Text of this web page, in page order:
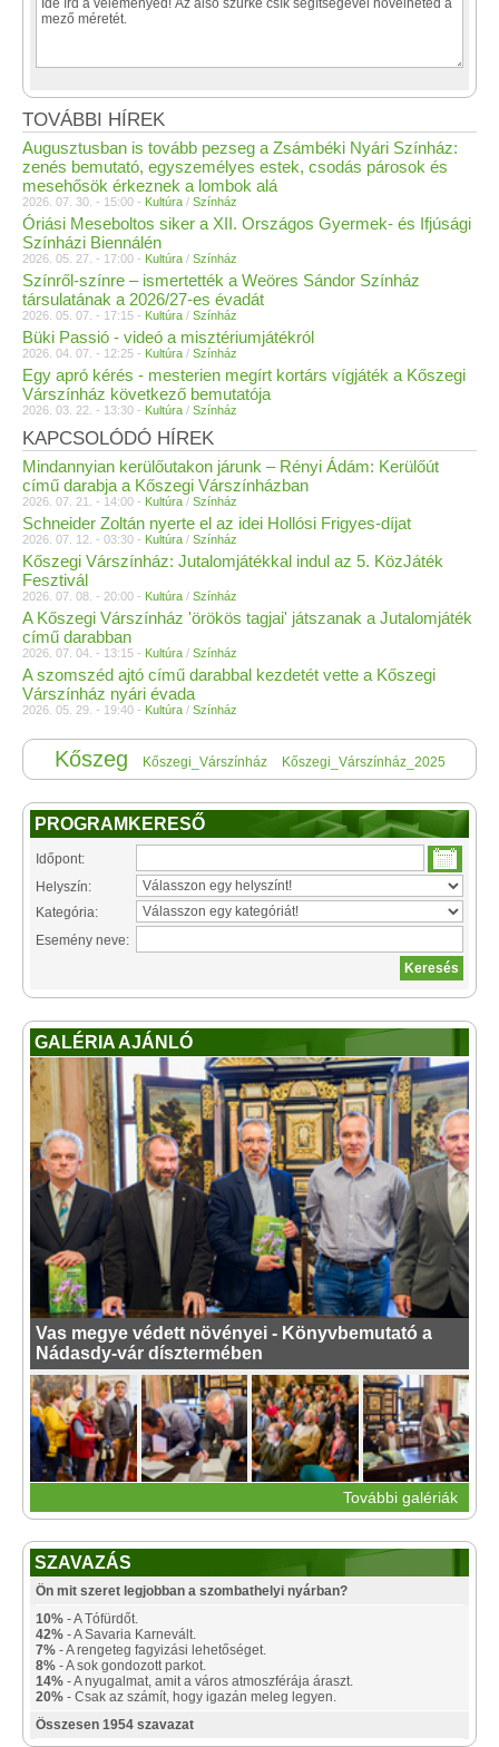
TOVÁBBI HÍREK
Augusztusban is tovább pezseg a Zsámbéki Nyári Színház:
zenés bemutató, egyszemélyes estek, csodás párosok és
mesehősök érkeznek a lombok alá
2026. 07. 30. - 15:00 - Kultúra / Színház
Óriási Meseboltos siker a XII. Országos Gyermek- és Ifjúsági
Színházi Biennálén
2026. 05. 27. - 17:00 - Kultúra / Színház
Színről-színre – ismertették a Weöres Sándor Színház
társulatának a 2026/27-es évadát
2026. 05. 07. - 17:15 - Kultúra / Színház
Büki Passió - videó a misztériumjátékról
2026. 04. 07. - 12:25 - Kultúra / Színház
Egy apró kérés - mesterien megírt kortárs vígjáték a Kőszegi
Várszínház következő bemutatója
2026. 03. 22. - 13:30 - Kultúra / Színház
KAPCSOLÓDÓ HÍREK
Mindannyian kerülőutakon járunk – Rényi Ádám: Kerülőút
című darabja a Kőszegi Várszínházban
2026. 07. 21. - 14:00 - Kultúra / Színház
Schneider Zoltán nyerte el az idei Hollósi Frigyes-díjat
2026. 07. 12. - 03:30 - Kultúra / Színház
Kőszegi Várszínház: Jutalomjátékkal indul az 5. KözJáték
Fesztivál
2026. 07. 08. - 20:00 - Kultúra / Színház
A Kőszegi Várszínház 'örökös tagjai' játszanak a Jutalomjáték
című darabban
2026. 07. 04. - 13:15 - Kultúra / Színház
A szomszéd ajtó című darabbal kezdetét vette a Kőszegi
Várszínház nyári évada
2026. 05. 29. - 19:40 - Kultúra / Színház
Kőszeg Kőszegi_Várszínház Kőszegi_Várszínház_2025
PROGRAMKERESŐ
Időpont:
Helyszín:
Kategória:
Esemény neve:
GALÉRIA AJÁNLÓ
Vas megye védett növényei - Könyvbemutató a
Nádasdy-vár dísztermében
További galériák
SZAVAZÁS
Ön mit szeret legjobban a szombathelyi nyárban?
10% - A Tófürdőt.
42% - A Savaria Karnevált.
7% - A rengeteg fagyizási lehetőséget.
8% - A sok gondozott parkot.
14% - A nyugalmat, amit a város atmoszférája áraszt.
20% - Csak az számít, hogy igazán meleg legyen.
Összesen 1954 szavazat